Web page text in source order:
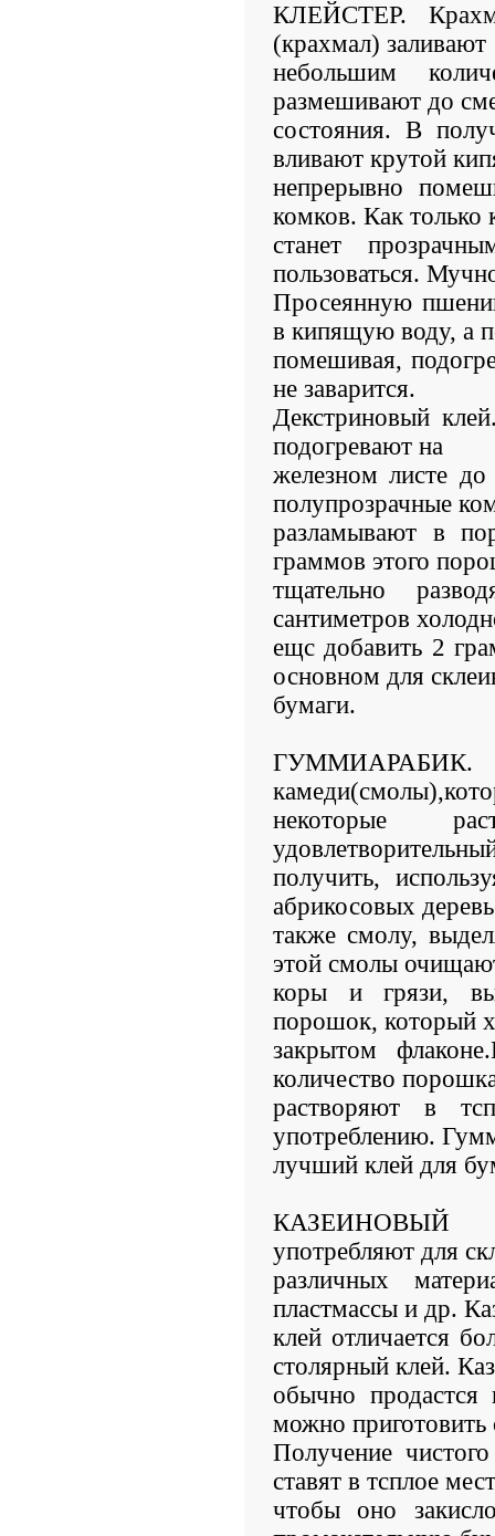
КЛЕЙСТЕР.
(крахмал) заливают
небольшим
размешивают до
состояния. В
вливают крутой
непрерывно
комков. Как только
станет
пользоваться.
Просеянную
в кипящую воду, а
помешивая,
не заварится.
Декстриновый
подогревают на
железном листе
полупрозрачные
разламывают в
граммов этого
тщательно
сантиметров
ещс добавить 2
основном для
бумаги.
ГУММИАРАБИК.
некоторые
получить,
абрикосовых
также смолу,
этой смолы
коры и грязи,
порошок, который
закрытом
количество
растворяют в
употреблению.
лучший клей для
КАЗЕИНОВЫЙ
употребляют для
различных
пластмассы и др.
клей отличается
столярный клей.
обычно
можно
Получение
ставят в тсплое
чтобы оно